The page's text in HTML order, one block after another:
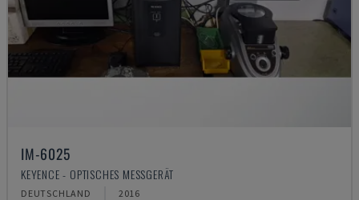
IM-6025
KEYENCE - OPTISCHES MESSGERÄT
DEUTSCHLAND 2016